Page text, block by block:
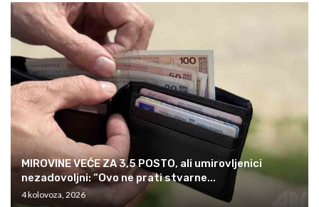
MIROVINE VEĆE ZA 3,5 POSTO, ali umirovljenici
nezadovoljni: “Ovo ne prati stvarne...
4 kolovoza, 2026